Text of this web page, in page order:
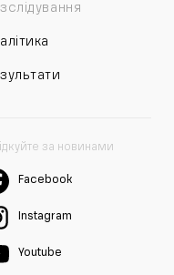
за новинами
Facebook
Instagram
Youtube